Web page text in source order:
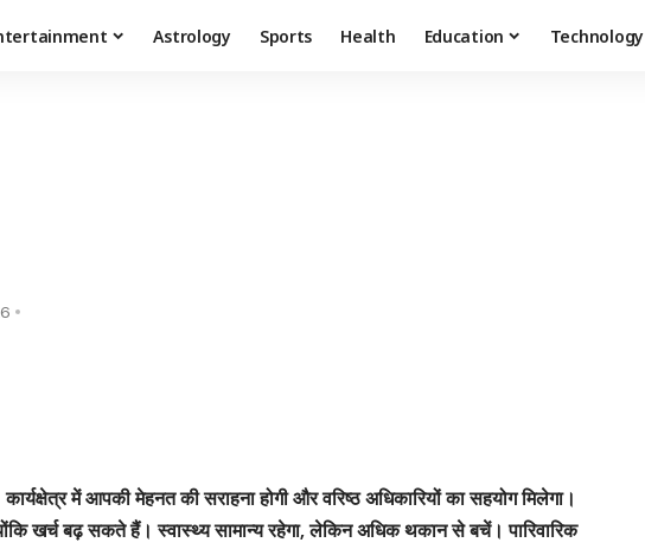
Astrology Sports Health Education Technology
में आपकी मेहनत की सराहना होगी और वरिष्ठ अधिकारियों का सहयोग मिलेगा।
खर्च बढ़ सकते हैं। स्वास्थ्य सामान्य रहेगा, लेकिन अधिक थकान से बचें। पारिवारिक